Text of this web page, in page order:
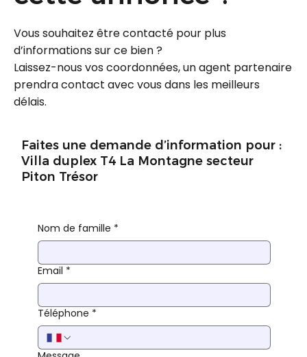
Vous souhaitez être contacté pour plus
d’informations sur ce bien ?
Laissez-nous vos coordonnées, un agent partenaire
prendra contact avec vous dans les meilleurs
délais.
Faites une demande d’information pour :
Villa duplex T4 La Montagne secteur
Piton Trésor
Nom de famille *
Email *
Téléphone *